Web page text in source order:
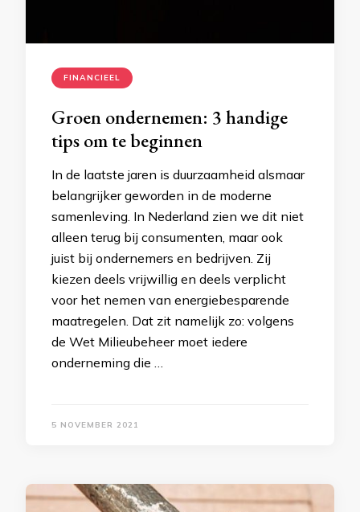
FINANCIEEL
Groen ondernemen: 3 handige
tips om te beginnen
In de laatste jaren is duurzaamheid alsmaar
belangrijker geworden in de moderne
samenleving. In Nederland zien we dit niet
alleen terug bij consumenten, maar ook
juist bij ondernemers en bedrijven. Zij
kiezen deels vrijwillig en deels verplicht
voor het nemen van energiebesparende
maatregelen. Dat zit namelijk zo: volgens
de Wet Milieubeheer moet iedere
onderneming die …
5 NOVEMBER 2021